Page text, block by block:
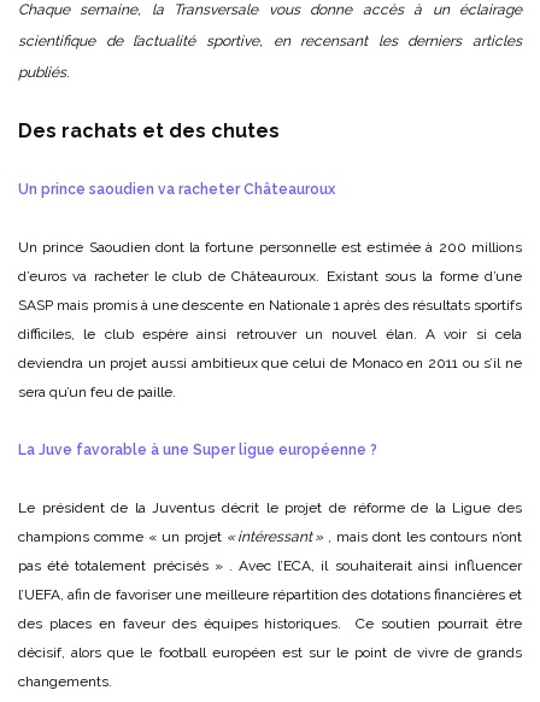
Chaque semaine, la Transversale vous donne accès à un éclairage
scientifique de l’actualité sportive, en recensant les derniers articles
publiés.
Des rachats et des chutes
Un prince saoudien va racheter Châteauroux
Un prince Saoudien dont la fortune personnelle est estimée à 200 millions
d’euros va racheter le club de Châteauroux. Existant sous la forme d’une
SASP mais promis à une descente en Nationale 1 après des résultats sportifs
difficiles, le club espère ainsi retrouver un nouvel élan. A voir si cela
deviendra un projet aussi ambitieux que celui de Monaco en 2011 ou s’il ne
sera qu’un feu de paille.
La Juve favorable à une Super ligue européenne ?
Le président de la Juventus décrit le projet de réforme de la Ligue des
champions comme « un projet « intéressant » , mais dont les contours n’ont
pas été totalement précisés » . Avec l’ECA, il souhaiterait ainsi influencer
l’UEFA, afin de favoriser une meilleure répartition des dotations financières et
des places en faveur des équipes historiques. Ce soutien pourrait être
décisif, alors que le football européen est sur le point de vivre de grands
changements.